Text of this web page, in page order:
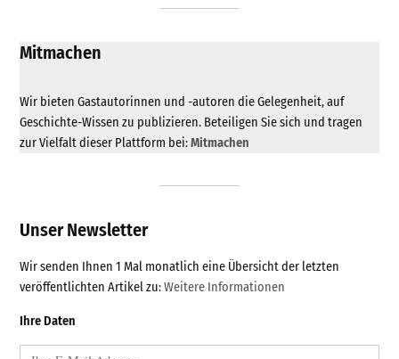
Mitmachen
Wir bieten Gastautorinnen und -autoren die Gelegenheit, auf
Geschichte-Wissen zu publizieren. Beteiligen Sie sich und tragen
zur Vielfalt dieser Plattform bei:Mitmachen
Unser Newsletter
Wir senden Ihnen 1 Mal monatlich eine Übersicht der letzten
veröffentlichten Artikel zu:Weitere Informationen
Ihre Daten